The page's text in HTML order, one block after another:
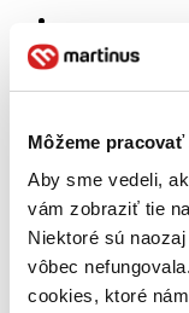
Môžeme
Aby sme vedeli,
vám zobraziť tie
Niektoré sú
vôbec
cookies, ktoré
Top hodnotené
Najvyššia zľava
48 produktov